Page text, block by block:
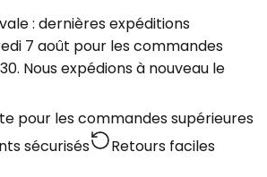
: dernières expéditions
7 août pour les commandes
Nous expédions à nouveau le
pour les commandes supérieures
sécurisés Retours faciles